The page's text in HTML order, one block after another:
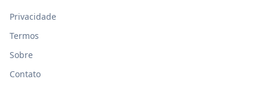
Privacidade
Termos
Sobre
Contato